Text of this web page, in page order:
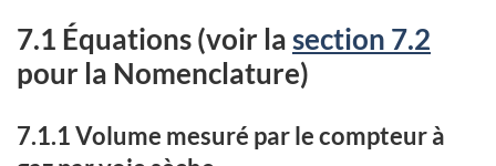
u
n
o
7.1 Équations (voir lasection 7.2
pour la Nomenclature)
7.1.1 Volume mesuré par le compteur à